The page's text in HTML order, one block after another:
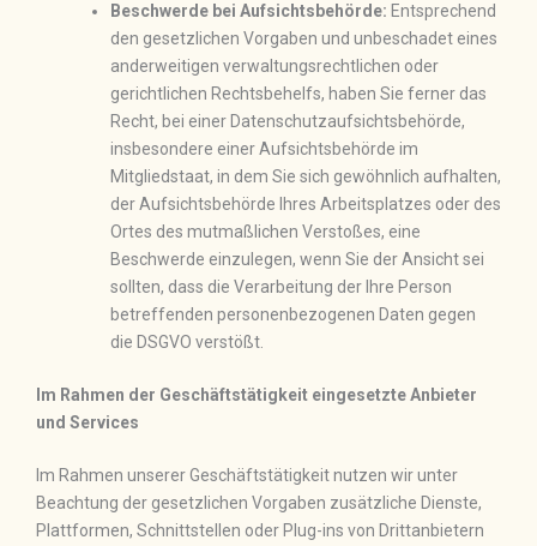
Beschwerde bei Aufsichtsbehörde: Entsprechend
den gesetzlichen Vorgaben und unbeschadet eines
anderweitigen verwaltungsrechtlichen oder
gerichtlichen Rechtsbehelfs, haben Sie ferner das
Recht, bei einer Datenschutzaufsichtsbehörde,
insbesondere einer Aufsichtsbehörde im
Mitgliedstaat, in dem Sie sich gewöhnlich aufhalten,
der Aufsichtsbehörde Ihres Arbeitsplatzes oder des
Ortes des mutmaßlichen Verstoßes, eine
Beschwerde einzulegen, wenn Sie der Ansicht sei
sollten, dass die Verarbeitung der Ihre Person
betreffenden personenbezogenen Daten gegen
die DSGVO verstößt.
Im Rahmen der Geschäftstätigkeit eingesetzte Anbieter
und Services
Im Rahmen unserer Geschäftstätigkeit nutzen wir unter
Beachtung der gesetzlichen Vorgaben zusätzliche Dienste,
Plattformen, Schnittstellen oder Plug-ins von Drittanbietern